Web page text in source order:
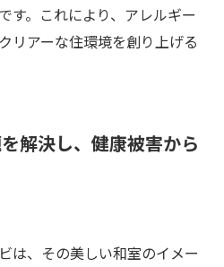
す。これにより、アレルギー
リアーな住環境を創り上げる
解決し、健康被害から
は、その美しい和室のイメー